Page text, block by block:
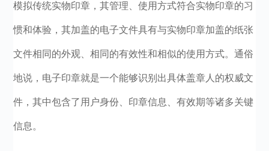
模拟传统实物印章，其管理、使用方式符合实物印章的习
惯和体验，其加盖的电子文件具有与实物印章加盖的纸张
文件相同的外观、相同的有效性和相似的使用方式。通俗
地说，电子印章就是一个能够识别出具体盖章人的权威文
件，其中包含了用户身份、印章信息、有效期等诸多关键
信息。